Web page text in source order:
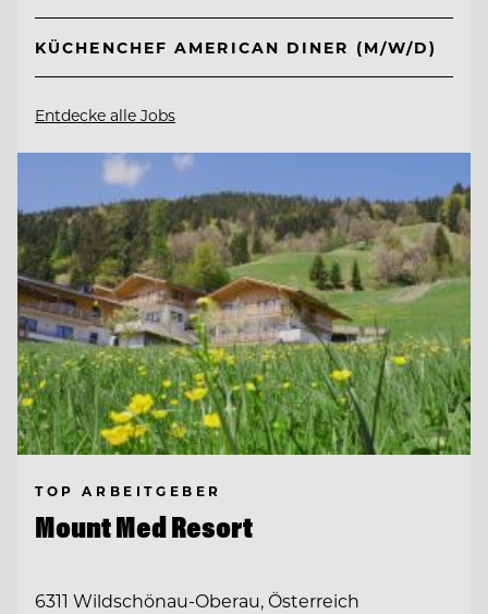
KÜCHENCHEF AMERICAN DINER (M/W/D)
Entdecke alle Jobs
TOP ARBEITGEBER
Mount Med Resort
6311 Wildschönau-Oberau, Österreich